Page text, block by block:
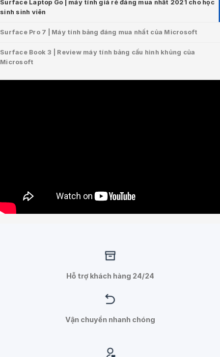
Surface Laptop Go | máy tính giá rẻ đáng mua nhất 2021 cho học
sinh sinh viên
Surface Pro 7 | Máy tính bảng đáng mua nhất của Microsoft
Surface Book 3 | Review máy tính bảng cấu hình khủng của
Microsoft
Hỗ trợ khách hàng 24/24
Vận chuyển nhanh chóng